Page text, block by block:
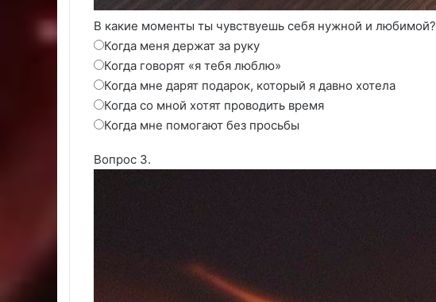
В какие моменты ты чувствуешь себя нужной и любимой?
Когда меня держат за руку
Когда говорят «я тебя люблю»
Когда мне дарят подарок, который я давно хотела
Когда со мной хотят проводить время
Когда мне помогают без просьбы
Вопрос 3.